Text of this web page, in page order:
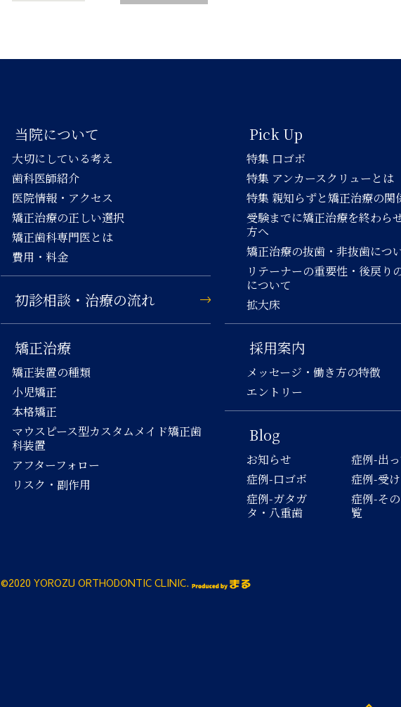
当院について
大切にしている考え
歯科医師紹介
医院情報・アクセス
矯正治療の正しい選択
矯正歯科専門医とは
費用・料金
初診相談・治療の流れ
矯正治療
矯正装置の種類
小児矯正
本格矯正
マウスピース型カスタムメイド矯正歯
科装置
アフターフォロー
リスク・副作用
Pick Up
特集 口ゴボ
特集 アンカースクリューとは
特集 親知らずと矯正治療の関
受験までに矯正治療を終わら
方へ
矯正治療の抜歯・非抜歯につ
リテーナーの重要性・後戻り
について
拡大床
採用案内
メッセージ・働き方の特徴
エントリー
Blog
お知らせ
症例-口ゴボ
症例-ガタガ
タ・八重歯
症例-出
症例-受
症例-そ
覧
©2020 YOROZU ORTHODONTIC CLINIC.